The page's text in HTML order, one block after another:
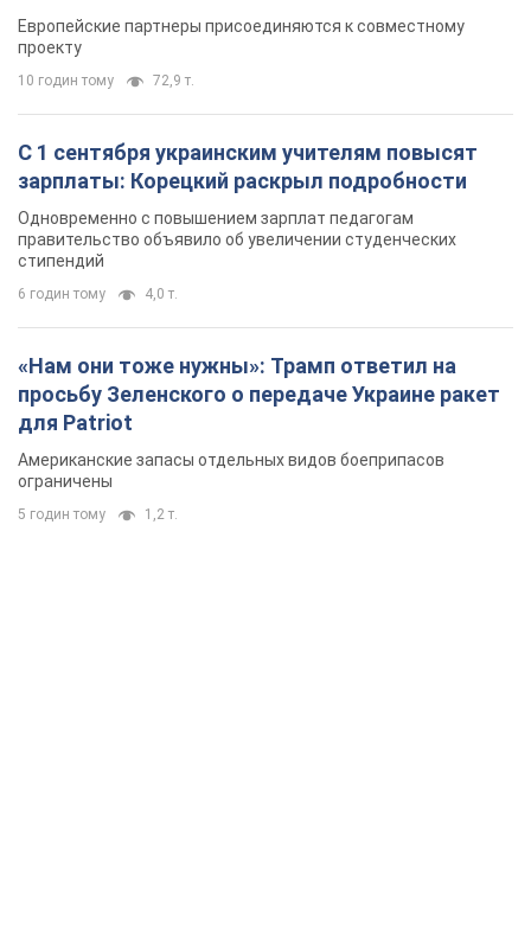
Видео
Европейские партнеры присоединяются к совместному
проекту
10 годин тому 72,9 т.
С 1 сентября украинским учителям повысят
зарплаты: Корецкий раскрыл подробности
Одновременно с повышением зарплат педагогам
правительство объявило об увеличении студенческих
стипендий
6 годин тому 4,0 т.
«Нам они тоже нужны»: Трамп ответил на
просьбу Зеленского о передаче Украине ракет
для Patriot
Американские запасы отдельных видов боеприпасов
ограничены
5 годин тому 1,2 т.